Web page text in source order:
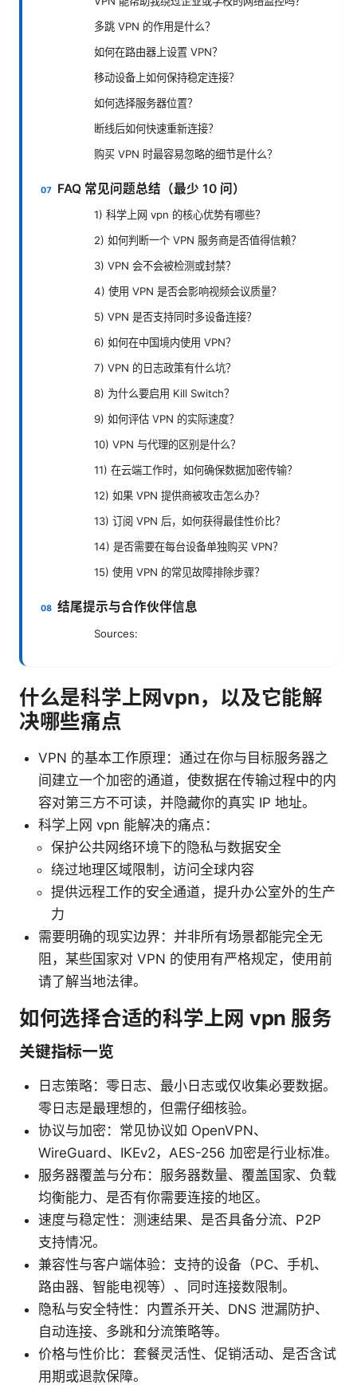
多跳 VPN 的作用是什么？
如何在路由器上设置 VPN？
移动设备上如何保持稳定连接？
如何选择服务器位置？
断线后如何快速重新连接？
购买 VPN 时最容易忽略的细节是什么？
FAQ 常见问题总结（最少 10 问）
1) 科学上网 vpn 的核心优势有哪些？
2) 如何判断一个 VPN 服务商是否值得信赖？
3) VPN 会不会被检测或封禁？
4) 使用 VPN 是否会影响视频会议质量？
5) VPN 是否支持同时多设备连接？
6) 如何在中国境内使用 VPN？
7) VPN 的日志政策有什么坑？
8) 为什么要启用 Kill Switch？
9) 如何评估 VPN 的实际速度？
10) VPN 与代理的区别是什么？
11) 在云端工作时，如何确保数据加密传输？
12) 如果 VPN 提供商被攻击怎么办？
13) 订阅 VPN 后，如何获得最佳性价比？
14) 是否需要在每台设备单独购买 VPN？
15) 使用 VPN 的常见故障排除步骤？
结尾提示与合作伙伴信息
Sources:
什么是科学上网vpn，以及它能解
决哪些痛点
VPN 的基本工作原理：通过在你与目标服务器之
间建立一个加密的通道，使数据在传输过程中的内
容对第三方不可读，并隐藏你的真实 IP 地址。
科学上网 vpn 能解决的痛点：
保护公共网络环境下的隐私与数据安全
绕过地理区域限制，访问全球内容
提供远程工作的安全通道，提升办公室外的生产
力
需要明确的现实边界：并非所有场景都能完全无
阻，某些国家对 VPN 的使用有严格规定，使用前
请了解当地法律。
如何选择合适的科学上网 vpn 服务
关键指标一览
日志策略：零日志、最小日志或仅收集必要数据。
零日志是最理想的，但需仔细核验。
协议与加密：常见协议如 OpenVPN、
WireGuard、IKEv2，AES-256 加密是行业标准。
服务器覆盖与分布：服务器数量、覆盖国家、负载
均衡能力、是否有你需要连接的地区。
速度与稳定性：测速结果、是否具备分流、P2P
支持情况。
兼容性与客户端体验：支持的设备（PC、手机、
路由器、智能电视等）、同时连接数限制。
隐私与安全特性：内置杀开关、DNS 泄漏防护、
自动连接、多跳和分流策略等。
价格与性价比：套餐灵活性、促销活动、是否含试
用期或退款保障。